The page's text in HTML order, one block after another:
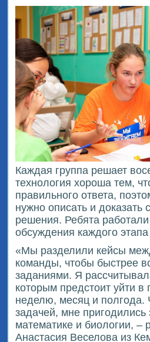
Каждая группа решает
технология хороша тем,
правильного ответа,
нужно описать и доказать
решения. Ребята
обсуждения каждого
«Мы разделили кейсы
команды, чтобы быстрее
заданиями. Я
которым предстоит уйти в
неделю, месяц и полгода.
задачей, мне пригодились
математике и биологии, –
Анастасия Веселова из